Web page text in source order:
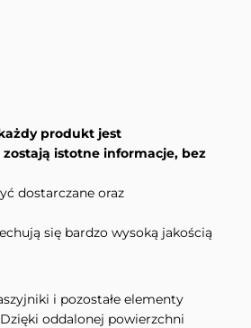
produkt jest
istotne informacje, bez
dostarczane oraz
się bardzo wysoką jakością
i pozostałe elementy
oddalonej powierzchni